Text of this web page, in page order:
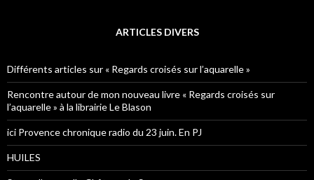
ARTICLES DIVERS
Différents articles sur « Regards croisés sur l’aquarelle »
Rencontre autour de mon nouveau livre « Regards croisés sur
l’aquarelle » à la librairie Le Blason
ici Provence chronique radio du 23 juin. En PJ
HUILES